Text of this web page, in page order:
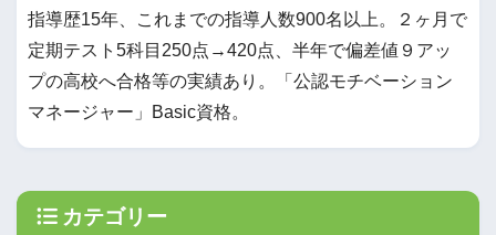
指導歴15年、これまでの指導人数900名以上。２ヶ月で
定期テスト5科目250点→420点、半年で偏差値９アッ
プの高校へ合格等の実績あり。「公認モチベーション
マネージャー」Basic資格。
カテゴリー